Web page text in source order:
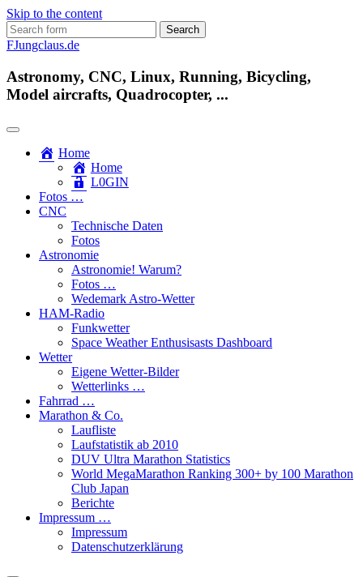
Skip to the content
Search
for:
FJungclaus.de
Astronomy, CNC, Linux, Running, Bicycling,
Model aircrafts, Quadrocopter, ...
Home
Home
L​0​​GIN
Fotos …
CNC
Technische Daten
Fotos
Astronomie
Astronomie! Warum?
Fotos …
Wedemark Astro-Wetter
HAM-Radio
Funkwetter
Space Weather Enthusisasts Dashboard
Wetter
Eigene Wetter-Bilder
Wetterlinks …
Fahrrad …
Marathon & Co.
Laufliste
Laufstatistik ab 2010
DUV Ultra Marathon Statistics
World MegaMarathon Ranking 300+ by 100 Marathon
Club Japan
Berichte
Impressum …
Impressum
Datenschutzerklärung